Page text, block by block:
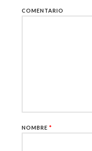
COMENTARIO
NOMBRE *